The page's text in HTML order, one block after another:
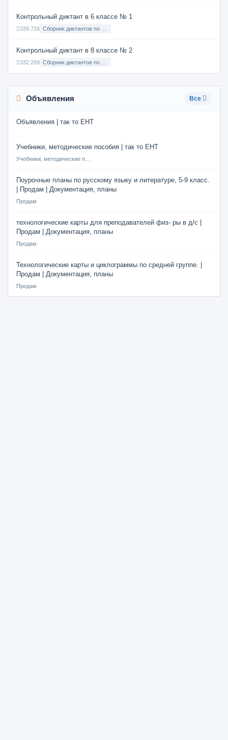
Контрольный диктант в 6 классе № 1
339 716
Контрольный диктант в 8 классе № 2
332 269
Объявления Все
Объявления | так то ЕНТ
Учебники, методические пособия | так то ЕНТ
Поурочные планы по русскому языку и литературе, 5-9 класс.
| Продам | Документация, планы
Продам
технологические карты для преподавателей физ- ры в д/с |
Продам | Документация, планы
Продам
Технологические карты и циклограммы по средней группе. |
Продам | Документация, планы
Продам